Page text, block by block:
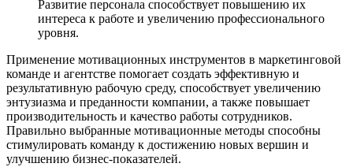
Развитие персонала способствует повышению их
интереса к работе и увеличению профессионального
уровня.
Применение мотивационных инструментов в маркетинговой
команде и агентстве помогает создать эффективную и
результативную рабочую среду, способствует увеличению
энтузиазма и преданности компании, а также повышает
производительность и качество работы сотрудников.
Правильно выбранные мотивационные методы способны
стимулировать команду к достижению новых вершин и
улучшению бизнес-показателей.